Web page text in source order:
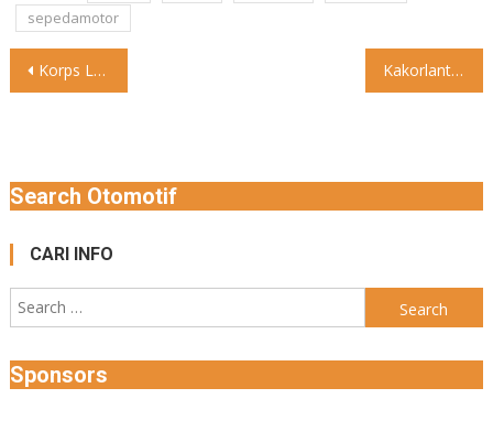
sepedamotor
Post
Korps Lalu Lintas (Korlantas) Polri, berencana untuk membuat Buku Pemilik Kakorlantas Polri Irjen Pol Firman Shantyabudi mengatakan bahwa penindakan tilang
Search Otomotif
CARI INFO
Search
for:
Sponsors